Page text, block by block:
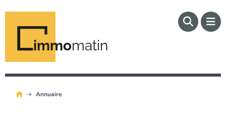
immomatin
Annuaire